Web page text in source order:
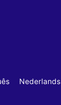
Nederlands